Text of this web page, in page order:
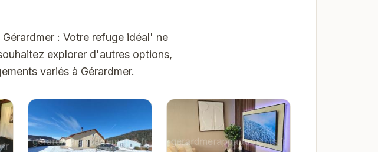
: Votre refuge idéal' ne
explorer d'autres options,
variés à Gérardmer.